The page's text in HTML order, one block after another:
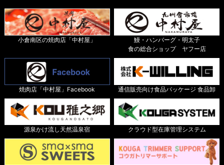
小倉南区の焼肉店「中村屋」
鰻・ハンバーグ・明太子
食の総合ショップ ヤフー店
焼肉店「中村屋」Facebook 通信販売向け食品パッケージ 食品卸
源泉かけ流し天然温泉宿 クラウド型在庫管理システム